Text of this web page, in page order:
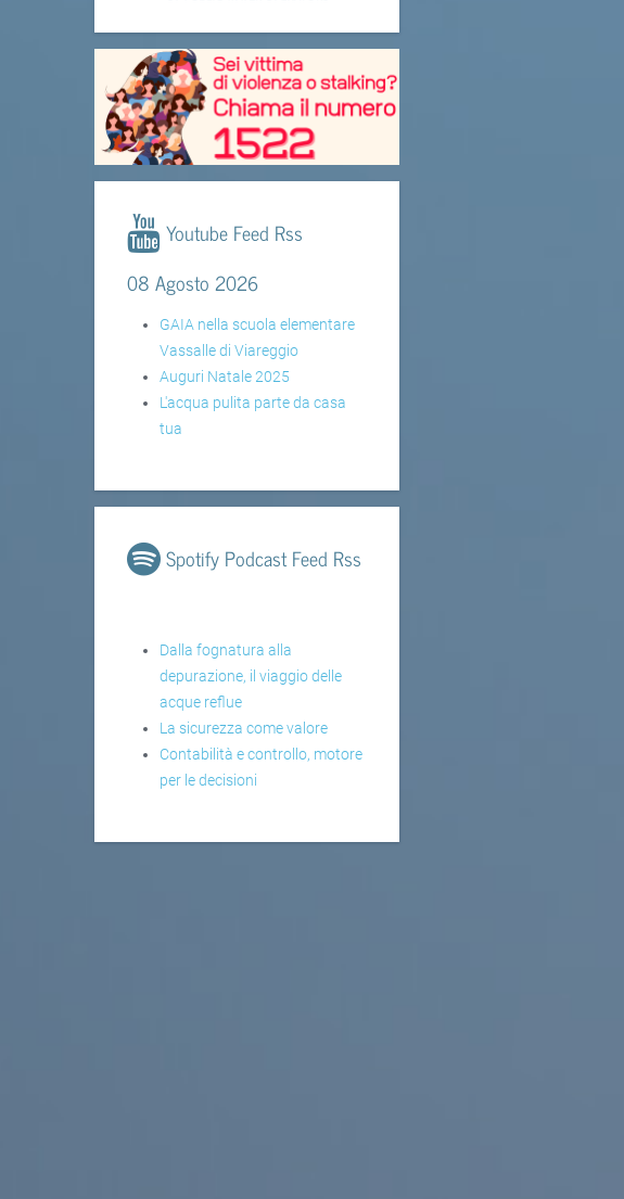
Youtube Feed Rss
08 Agosto 2026
GAIA nella scuola elementare
Vassalle di Viareggio
Auguri Natale 2025
L'acqua pulita parte da casa
tua
Spotify Podcast Feed Rss
Dalla fognatura alla
depurazione, il viaggio delle
acque reflue
La sicurezza come valore
Contabilità e controllo, motore
per le decisioni